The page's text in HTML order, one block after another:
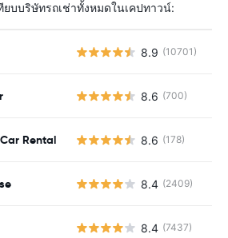
ยบบริษัทรถเช่าทั้งหมดในเคปทาวน์:
8.9 (10701)
8.6 (700)
Rental 8.6 (178)
8.4 (2409)
8.4 (7437)